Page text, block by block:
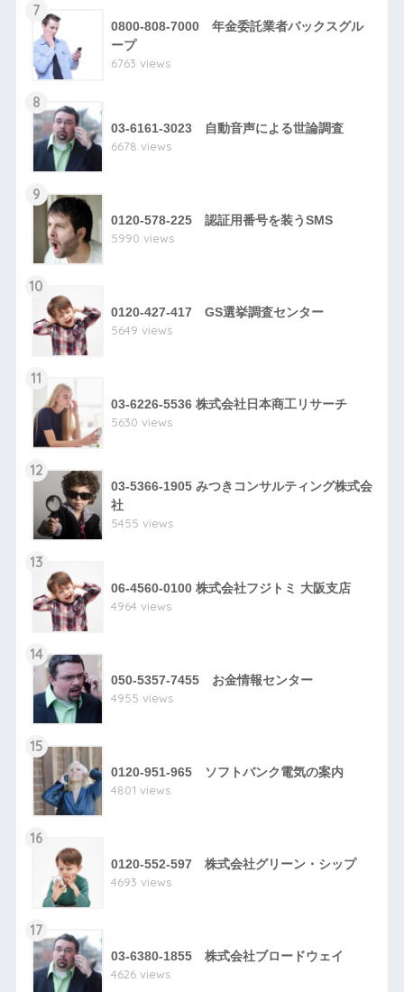
7
0800-808-7000 年金委託業者バックスグル
ープ
6763 views
8
03-6161-3023 自動音声による世論調査
6678 views
9
0120-578-225 認証用番号を装うSMS
5990 views
10
0120-427-417 GS選挙調査センター
5649 views
11
03-6226-5536 株式会社日本商工リサーチ
5630 views
12
03-5366-1905 みつきコンサルティング株式会
社
5455 views
13
06-4560-0100 株式会社フジトミ 大阪支店
4964 views
14
050-5357-7455 お金情報センター
4955 views
15
0120-951-965 ソフトバンク電気の案内
4801 views
16
0120-552-597 株式会社グリーン・シップ
4693 views
17
03-6380-1855 株式会社ブロードウェイ
4626 views